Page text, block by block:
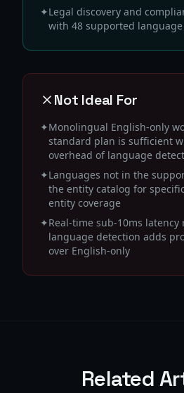
✦Legal discovery and
with 48 supported
Not Ideal For
✦Monolingual English-only
standard plan is sufficient
overhead of language
✦Languages not in the
the entity catalog for
entity coverage
✦Real-time sub-10ms
language detection adds
over English-only
Related